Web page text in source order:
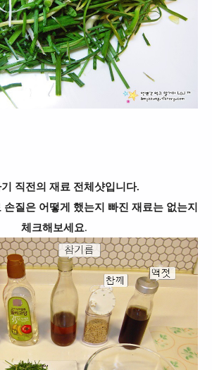
기 직전의 재료 전체샷입니다.
질은 어떻게 했는지 빠진 재료는 없는지
체크해보세요.